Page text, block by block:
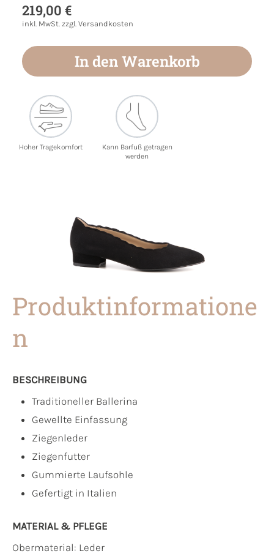
219,00 €
inkl. MwSt. zzgl. Versandkosten
In den Warenkorb
Hoher Tragekomfort
Kann Barfuß getragen
werden
Produktinformatione
n
BESCHREIBUNG
Traditioneller Ballerina
Gewellte Einfassung
Ziegenleder
Ziegenfutter
Gummierte Laufsohle
Gefertigt in Italien
MATERIAL & PFLEGE
Obermaterial: Leder